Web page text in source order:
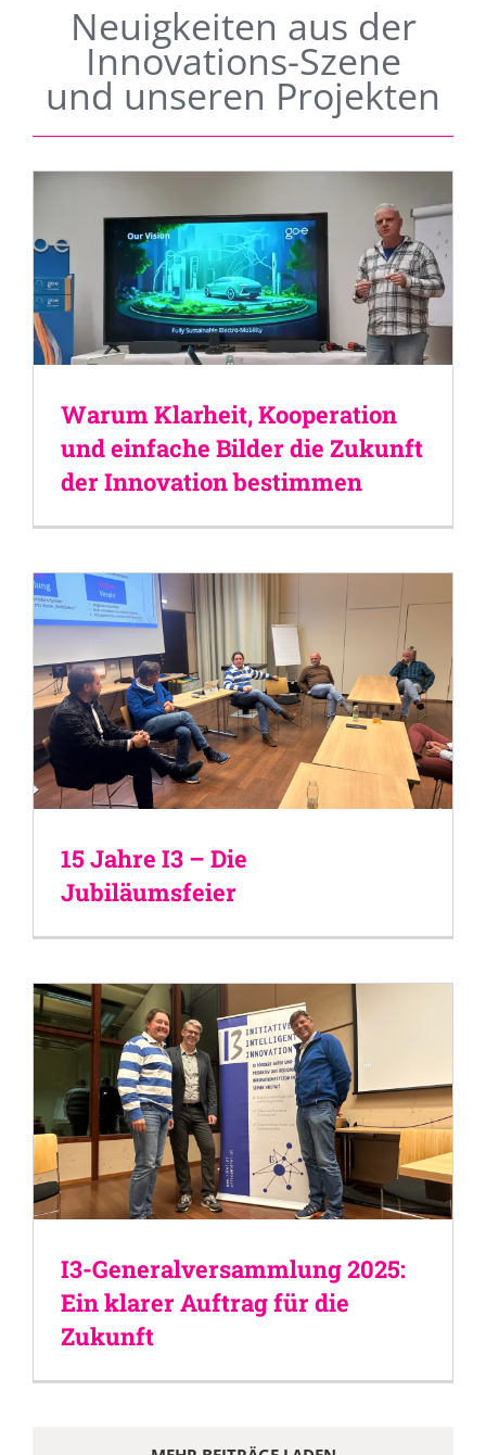
Neuigkeiten aus der
Innovations-Szene
und unseren Projekten
Warum Klarheit, Kooperation
und einfache Bilder die Zukunft
der Innovation bestimmen
15 Jahre I3 – Die
Jubiläumsfeier
I3-Generalversammlung 2025:
Ein klarer Auftrag für die
Zukunft